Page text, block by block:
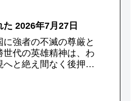
2026年7月27日
強者の不滅の尊厳と
代の英雄精神は、わ
と絶え間なく後押し